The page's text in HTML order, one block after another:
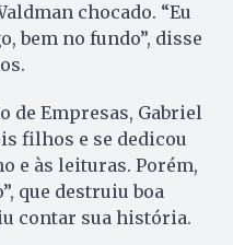
chocado. “Eu
bem no fundo”, disse
de Empresas, Gabriel
filhos e se dedicou
e às leituras. Porém,
que destruiu boa
contar sua história.